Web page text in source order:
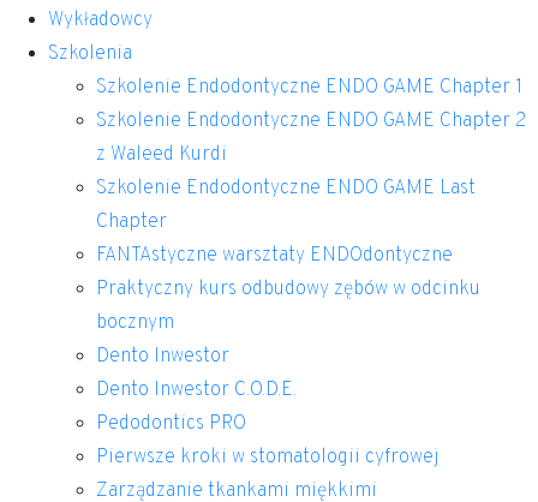
Wykładowcy
Szkolenia
Szkolenie Endodontyczne ENDO GAME Chapter 1
Szkolenie Endodontyczne ENDO GAME Chapter 2
z Waleed Kurdi
Szkolenie Endodontyczne ENDO GAME Last
Chapter
FANTAstyczne warsztaty ENDOdontyczne
Praktyczny kurs odbudowy zębów w odcinku
bocznym
Dento Inwestor
Dento Inwestor C.O.D.E.
Pedodontics PRO
Pierwsze kroki w stomatologii cyfrowej
Zarządzanie tkankami miękkimi